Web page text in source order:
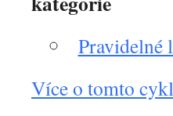
Pravidelné
Více o tomto